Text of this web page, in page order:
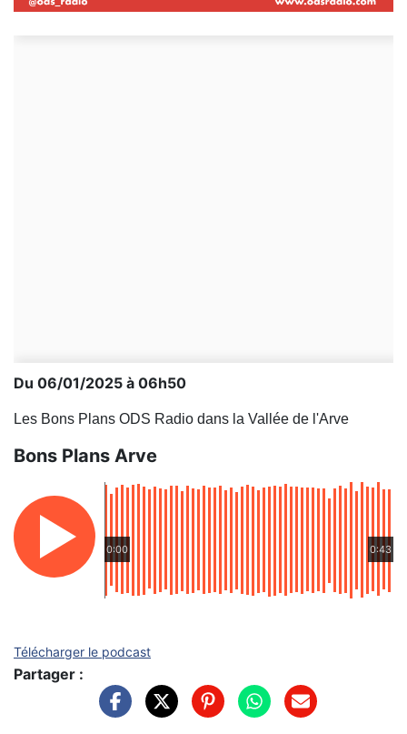
Du 06/01/2025 à 06h50
Les Bons Plans ODS Radio dans la Vallée de l'Arve
Bons Plans Arve
0:00 0:43
Télécharger le podcast
Partager :